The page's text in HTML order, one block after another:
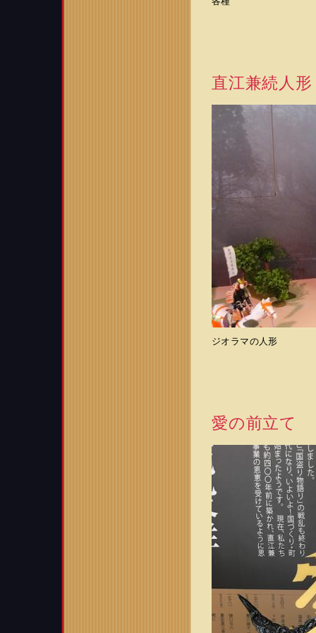
直江兼続人形
ジオラマの人形
愛の前立て